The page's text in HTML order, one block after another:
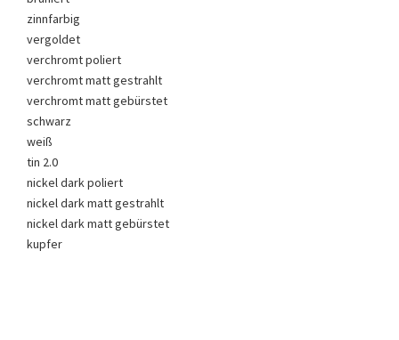
zinnfarbig
vergoldet
verchromt poliert
verchromt matt gestrahlt
verchromt matt gebürstet
schwarz
weiß
tin 2.0
nickel dark poliert
nickel dark matt gestrahlt
nickel dark matt gebürstet
kupfer